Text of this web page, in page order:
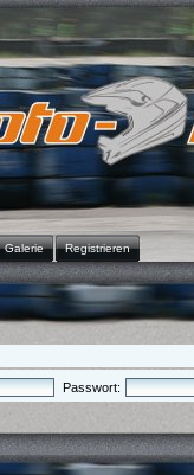
Galerie Registrieren
Passwort: